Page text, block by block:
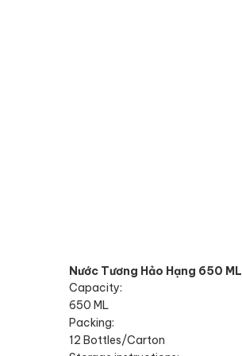
Nước Tương Hảo Hạng 650 ML
Capacity:
650 ML
Packing:
12 Bottles/Carton